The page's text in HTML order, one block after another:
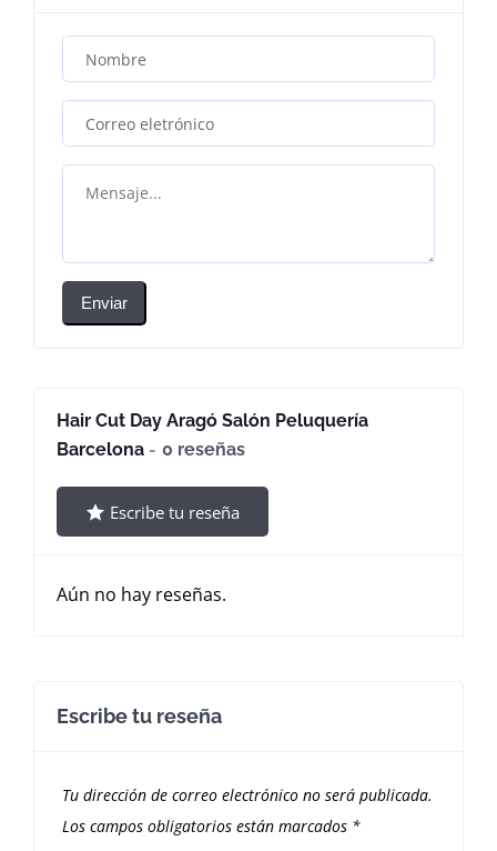
Enviar
Hair Cut Day Aragó Salón Peluquería
Barcelona
0 reseñas
Escribe tu reseña
Aún no hay reseñas.
Escribe tu reseña
Tu dirección de correo electrónico no será publicada.
Los campos obligatorios están marcados *